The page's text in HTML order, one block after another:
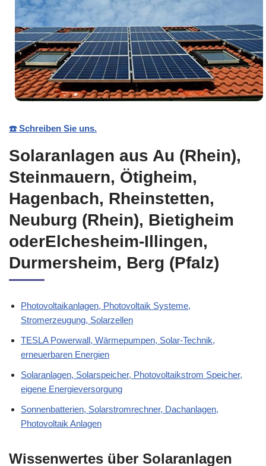
☎️ Schreiben Sie uns.
Solaranlagen aus Au (Rhein),
Steinmauern, Ötigheim,
Hagenbach, Rheinstetten,
Neuburg (Rhein), Bietigheim
oderElchesheim-Illingen,
Durmersheim, Berg (Pfalz)
Photovoltaikanlagen, Photovoltaik Systeme,
Stromerzeugung, Solarzellen
TESLA Powerwall, Wärmepumpen, Solar-Technik,
erneuerbaren Energien
Solaranlagen, Solarspeicher, Photovoltaikstrom Speicher,
eigene Energieversorgung
Sonnenbatterien, Solarstromrechner, Dachanlagen,
Photovoltaik Anlagen
Wissenwertes über Solaranlagen